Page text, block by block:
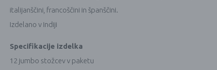
italijanščini, francoščini in španščini.
Izdelano v Indiji
Specifikacije izdelka
12 jumbo stožcev v paketu